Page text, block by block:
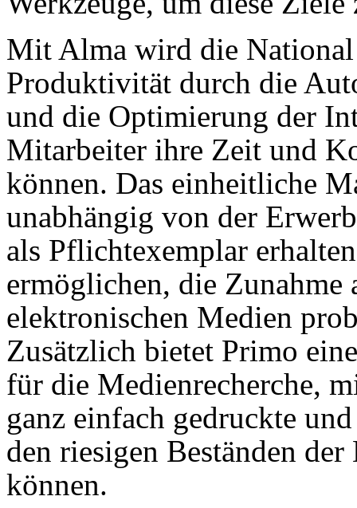
Mit Alma wird die
Produktivität durch die
und die Optimierung der
Mitarbeiter ihre Zeit und
können. Das einheitliche
unabhängig von der
als Pflichtexemplar
ermöglichen, die Zunahme
elektronischen Medien
Zusätzlich bietet Primo
für die Medienrecherche,
ganz einfach gedruckte
den riesigen Beständen
können.